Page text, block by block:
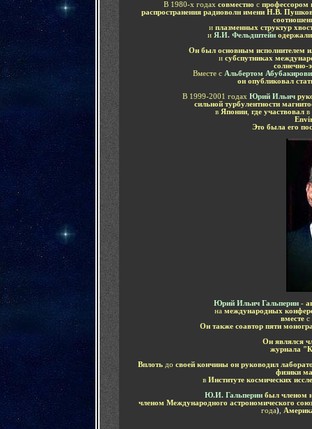
В 1980-х годах совместно с профессором
распространения радиоволн имени Н.В.
и плазменных структур
и Я.И. Фельдштейн
Он был основным исполнителем
исубспутниках
солнечно-
Вместе с Альбертом
он опубликовал
В 1999-2001 годах Юрий Ильич
сильной турбулентности
в Японии, где участвовал в
Это была его
Юрий Ильич Гальперин -
на международных
вместе с
Он также соавтор пяти
Он являлся
журнала
Вплоть до своей кончины он руководил
физики
в Институте космических
Ю.И. Гальперин был членом
членом Международного астрономического
года)